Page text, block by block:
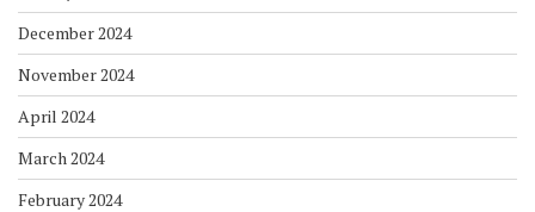
December 2024
November 2024
April 2024
March 2024
February 2024